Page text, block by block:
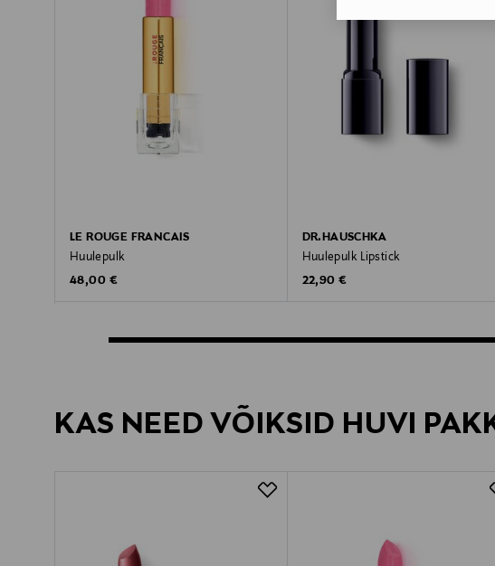
LE ROUGE FRANCAIS
Huulepulk
Original Price
48,00 €
DR.HAUSCHKA
Huulepulk Lipstick
Original Price
22,90 €
KAS NEED VÕIKSID HUVI